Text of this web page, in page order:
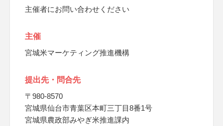
主催者にお問い合わせください
主催
宮城米マーケティング推進機構
提出先・問合先
〒980-8570
宮城県仙台市青葉区本町三丁目8番1号
宮城県農政部みやぎ米推進課内